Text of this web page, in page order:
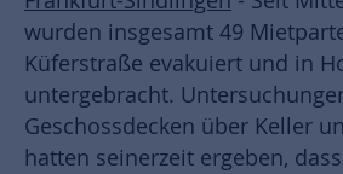
wurden insgesamt 49
Küferstraße evakuiert und in
untergebracht.
Geschossdecken über Keller
hatten seinerzeit ergeben,